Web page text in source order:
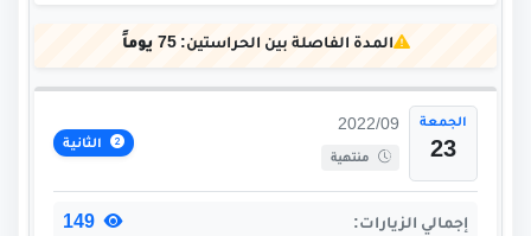
المدة الفاصلة بين الحراستين:75 يوماً
الجمعة
23
2022/09
منتهية
الثانية
إجمالي الزيارات: